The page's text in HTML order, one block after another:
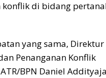
konflik di bidang
yang sama, Direktur
Penanganan Konflik
BPN Daniel